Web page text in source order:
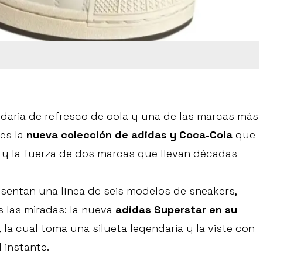
de refresco de cola y una de las marcas más
la nueva colección de adidas y Coca-Cola que
la fuerza de dos marcas que llevan décadas
una línea de seis modelos de sneakers,
miradas: la nueva adidas Superstar en su
, la cual toma una silueta legendaria y la viste con
instante.